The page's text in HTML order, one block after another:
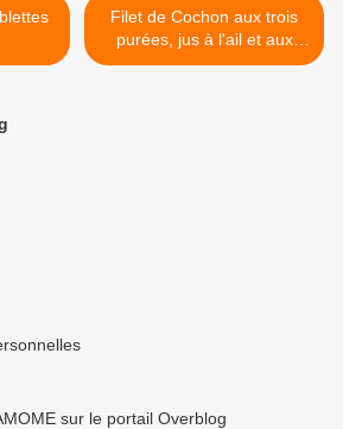
Filet de Cochon aux trois
purées, jus à l'ail et aux
herbes >
sur le portail Overblog